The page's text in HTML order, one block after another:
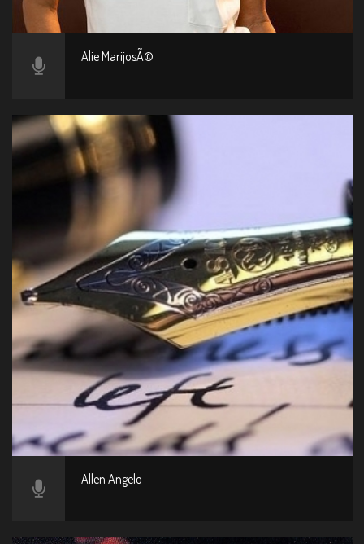
Alie MarijosÃ©
Allen Angelo